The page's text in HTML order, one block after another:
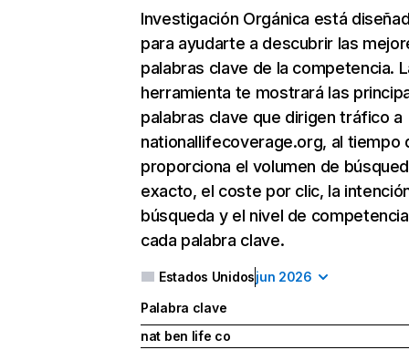
Investigación Orgánica está
para ayudarte a descubrir las
palabras clave de la competencia.
herramienta te mostrará las
palabras clave que dirigen tráfico a
nationallifecoverage.org, al tiempo
proporciona el volumen de
exacto, el coste por clic, la
búsqueda y el nivel de
cada palabra clave.
Estados Unidosjun 2026
Palabra clave
nat ben life co